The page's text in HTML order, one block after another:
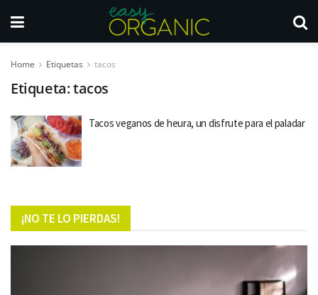
Home Etiquetas tacos
Etiqueta:tacos
Tacos veganos de heura, un disfrute para el paladar
¡NO TE LO PIERDAS!